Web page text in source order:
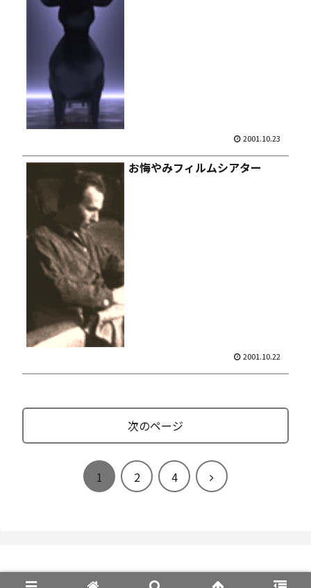
2001.10.23
お悔やみフィルムシアター
2001.10.22
次のページ
1 2 4
次